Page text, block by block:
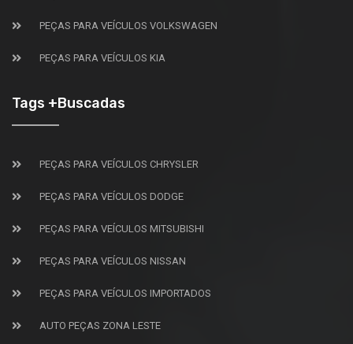
PEÇAS PARA VEÍCULOS VOLKSWAGEN
PEÇAS PARA VEÍCULOS KIA
Tags +Buscadas
PEÇAS PARA VEÍCULOS CHRYSLER
PEÇAS PARA VEÍCULOS DODGE
PEÇAS PARA VEÍCULOS MITSUBISHI
PEÇAS PARA VEÍCULOS NISSAN
PEÇAS PARA VEÍCULOS IMPORTADOS
AUTO PEÇAS ZONA LESTE